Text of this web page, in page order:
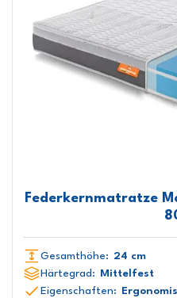
Federkernmatratze
Gesamthöhe: 24 cm
Härtegrad:
Mittelfest
Eigenschaften: